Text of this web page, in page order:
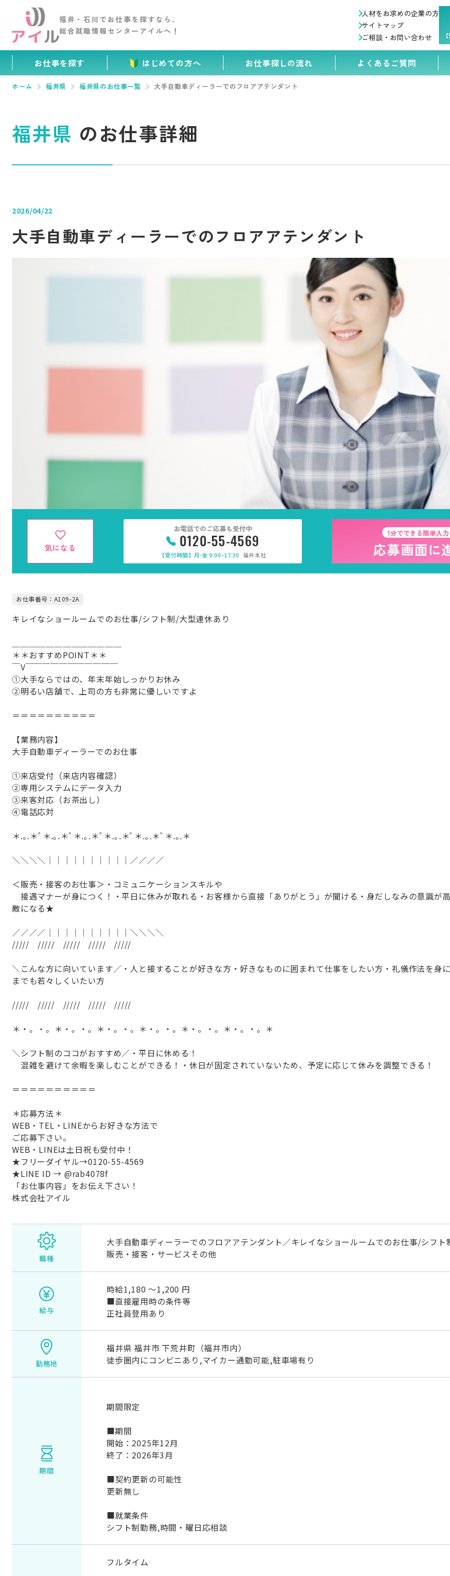
福井・石川でお仕事を探すなら、
総合就職情報センター アイルへ！
人材をお求めの企業の方
サイトマップ
ご相談・お問い合わせ
お仕事を探す はじめての方へ お仕事探しの流れ よくあるご質問
ホーム 福井県 福井県のお仕事一覧 大手自動車ディーラーでのフロアアテンダント
福井県 のお仕事詳細
2026/04/22
大手自動車ディーラーでのフロアアテンダント
気になる
お電話でのご応募も受付中
0120-55-4569
【受付時間】月-金 9:00~17:30 福井本社
1分でできる簡単入
応募画面に
お仕事番号：A109-2A
キレイなショールームでのお仕事/シフト制/大型連休あり
＊＊おすすめPOINT＊＊
￣V￣￣￣￣￣￣￣￣￣￣￣
①大手ならではの、年末年始しっかりお休み
②明るい店舗で、上司の方も非常に優しいですよ
＝＝＝＝＝＝＝＝＝＝
【業務内容】
大手自動車ディーラーでのお仕事
①来店受付（来店内容確認）
②専用システムにデータ入力
③来客対応（お茶出し）
④電話応対
＊.｡.＊ﾟ＊.｡.＊ﾟ＊.｡.＊ﾟ＊.｡.＊ﾟ＊.｡.＊ﾟ＊.｡.＊
＼＼＼＼｜｜｜｜｜｜｜｜｜｜／／／／
＜販売・接客のお仕事＞・コミュニケーションスキルや
接遇マナーが身につく！・平日に休みが取れる・お客様から直接「ありがとう」が聞ける・身だしなみの意識が
敵になる★
／／／／｜｜｜｜｜｜｜｜｜｜＼＼＼＼
///// ///// ///// ///// /////
＼こんな方に向いています／・人と接することが好きな方・好きなものに囲まれて仕事をしたい方・礼儀作法を身
までも若々しくいたい方
///// ///// ///// ///// /////
＊・。・。＊・。・。＊・。・。＊・。・。＊・。・。＊・。・。＊
＼シフト制のココがおすすめ／・平日に休める！
混雑を避けて余暇を楽しむことができる！・休日が固定されていないため、予定に応じて休みを調整できる！
＝＝＝＝＝＝＝＝＝＝
＊応募方法＊
WEB・TEL・LINEからお好きな方法で
ご応募下さい。
WEB・LINEは土日祝も受付中！
★フリーダイヤル→0120-55-4569
★LINE ID → @rab4078f
「お仕事内容」をお伝え下さい！
株式会社アイル
職種
大手自動車ディーラーでのフロアアテンダント／キレイなショールームでのお仕事/シフ
販売・接客・サービスその他
給与
時給1,180 〜1,200 円
■直接雇用時の条件等
正社員登用あり
勤務地
福井県 福井市 下荒井町（福井市内）
徒歩圏内にコンビニあり,マイカー通勤可能,駐車場有り
期間
期間限定
■期間
開始：2025年12月
終了：2026年3月
■契約更新の可能性
更新無し
■就業条件
シフト制勤務,時間・曜日応相談
フルタイム